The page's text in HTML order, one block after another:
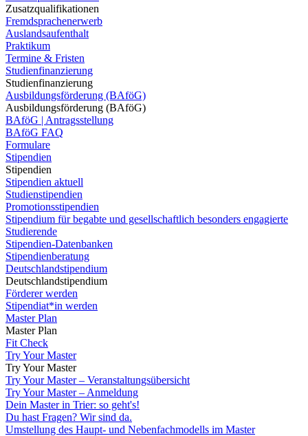
Zusatzqualifikationen
Fremdsprachenerwerb
Auslandsaufenthalt
Praktikum
Termine & Fristen
Studienfinanzierung
Studienfinanzierung
Ausbildungsförderung (BAföG)
Ausbildungsförderung (BAföG)
BAföG | Antragsstellung
BAföG FAQ
Formulare
Stipendien
Stipendien
Stipendien aktuell
Studienstipendien
Promotionsstipendien
Stipendium für begabte und gesellschaftlich besonders engagierte
Studierende
Stipendien-Datenbanken
Stipendienberatung
Deutschlandstipendium
Deutschlandstipendium
Förderer werden
Stipendiat*in werden
Master Plan
Master Plan
Fit Check
Try Your Master
Try Your Master
Try Your Master – Veranstaltungsübersicht
Try Your Master – Anmeldung
Dein Master in Trier: so geht's!
Du hast Fragen? Wir sind da.
Umstellung des Haupt- und Nebenfachmodells im Master